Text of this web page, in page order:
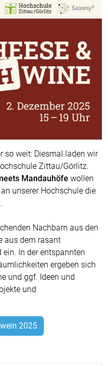
so weit: Diesmal laden wir
Zittau/Görlitz.
Mandauhöfe wollen
unserer Hochschule die
Nachbarn aus den
aus dem rasant
In der entspannten
ergeben sich
und ggf. Ideen und
und
2025